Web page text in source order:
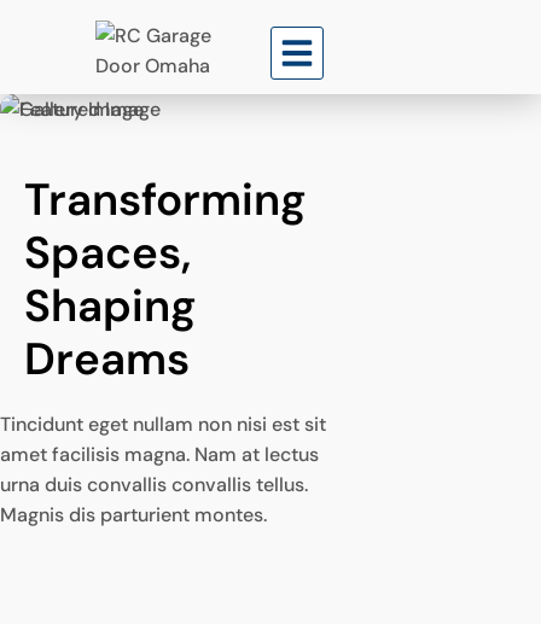
Transforming
Spaces,
Shaping
Dreams
Tincidunt eget nullam non nisi est sit
amet facilisis magna. Nam at lectus
urna duis convallis convallis tellus.
Magnis dis parturient montes.